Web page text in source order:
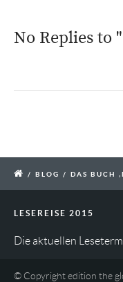
No Replies to
/ BLOG / DAS BUCH
LESEREISE 2015
Die aktuellen
© Copyright edition the